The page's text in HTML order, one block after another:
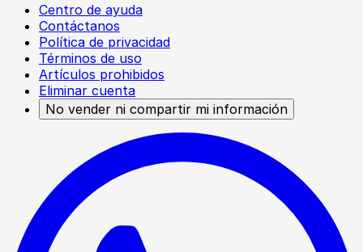
Centro de ayuda
Contáctanos
Política de privacidad
Términos de uso
Artículos prohibidos
Eliminar cuenta
No vender ni compartir mi información